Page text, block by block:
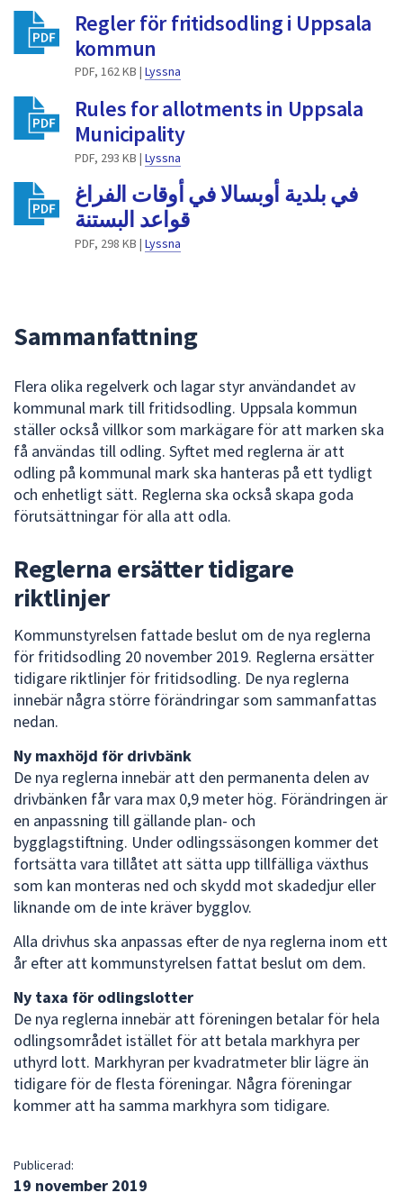
välja
Regler för fritidsodling i Uppsala
kommun
PDF, 162 KB | Lyssna
Rules for allotments in Uppsala
Municipality
PDF, 293 KB | Lyssna
ﻓﻲ ﺑﻠﺪﯾﺔ أوﺑﺴﺎﻻ ﻓﻲ أوﻗﺎت اﻟﻔﺮاغ
ﻗﻮاﻋﺪ اﻟﺒﺴﺘﻨﺔ
PDF, 298 KB | Lyssna
Sammanfattning
Flera olika regelverk och lagar styr användandet av
kommunal mark till fritidsodling. Uppsala kommun
ställer också villkor som markägare för att marken ska
få användas till odling. Syftet med reglerna är att
odling på kommunal mark ska hanteras på ett tydligt
och enhetligt sätt. Reglerna ska också skapa goda
förutsättningar för alla att odla.
Reglerna ersätter tidigare
riktlinjer
Kommunstyrelsen fattade beslut om de nya reglerna
för fritidsodling 20 november 2019. Reglerna ersätter
tidigare riktlinjer för fritidsodling. De nya reglerna
innebär några större förändringar som sammanfattas
nedan.
Ny maxhöjd för drivbänk
De nya reglerna innebär att den permanenta delen av
drivbänken får vara max 0,9 meter hög. Förändringen är
en anpassning till gällande plan- och
bygglagstiftning. Under odlingssäsongen kommer det
fortsätta vara tillåtet att sätta upp tillfälliga växthus
som kan monteras ned och skydd mot skadedjur eller
liknande om de inte kräver bygglov.
Alla drivhus ska anpassas efter de nya reglerna inom ett
år efter att kommunstyrelsen fattat beslut om dem.
Ny taxa för odlingslotter
De nya reglerna innebär att föreningen betalar för hela
odlingsområdet istället för att betala markhyra per
uthyrd lott. Markhyran per kvadratmeter blir lägre än
tidigare för de flesta föreningar. Några föreningar
kommer att ha samma markhyra som tidigare.
Publicerad:
19 november 2019